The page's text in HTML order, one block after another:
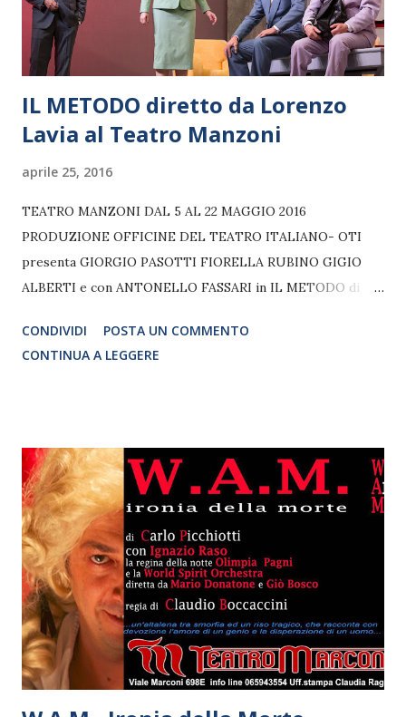
IL METODO diretto da Lorenzo
Lavia al Teatro Manzoni
aprile 25, 2016
TEATRO MANZONI DAL 5 AL 22 MAGGIO 2016
PRODUZIONE OFFICINE DEL TEATRO ITALIANO- OTI
presenta GIORGIO PASOTTI FIORELLA RUBINO GIGIO
ALBERTI e con ANTONELLO FASSARI in IL METODO di
LORENZO LAVIA Scene GIANLUCA AMODIO Costumi
ALESSANDRO LAI
CONDIVIDI
POSTA UN COMMENTO
CONTINUA A LEGGERE